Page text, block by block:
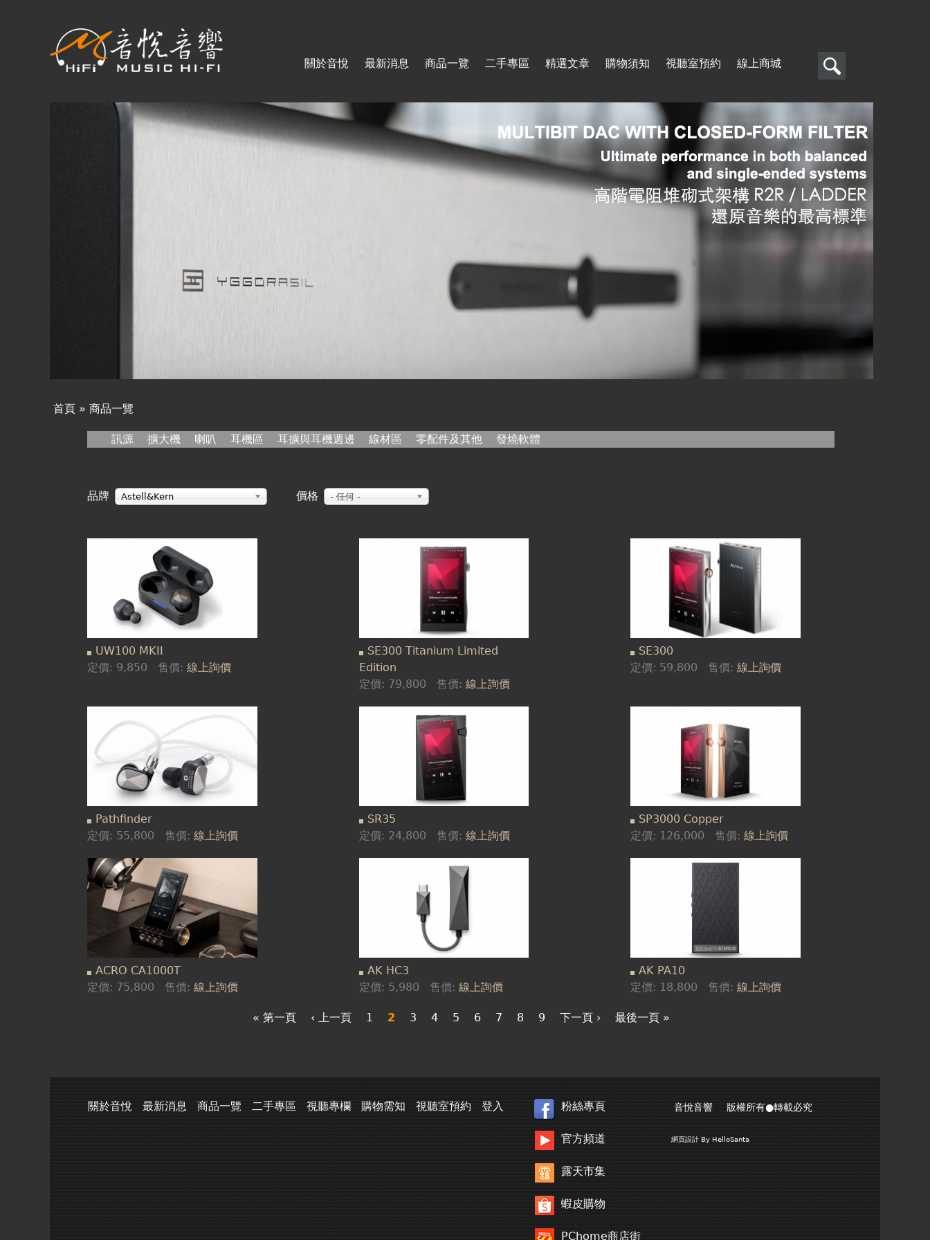
關於音悅 最新消息 商品一覽 二手專區 精選文章 購物須知 視聽室預約 線上商城
搜
表
單
搜
尋
首頁 » 商品一覽
訊源 擴大機 喇叭 耳機區 耳擴與耳機週邊 線材區 零配件及其他 發燒軟體
品牌 Astell&Kern 價格 - 任何 -
UW100 MKII
定價: 9,850 售價:線上詢價
SE300 Titanium Limited
Edition
定價: 79,800 售價: 線上詢價
SE300
定價: 59,800 售價:線上詢價
Pathfinder
定價: 55,800 售價:線上詢價
SR35
定價: 24,800 售價: 線上詢價
SP3000 Copper
定價: 126,000 售價:線上詢價
ACRO CA1000T
定價: 75,800 售價:線上詢價
AK HC3
定價: 5,980 售價: 線上詢價
AK PA10
定價: 18,800 售價:線上詢價
« 第一頁 ‹ 上一頁 1 2 3 4 5 6 7 8 9 下一頁 › 最後一頁 »
關於音悅 最新消息 商品一覽 二手專區 視聽專欄 購物需知 視聽室預約 登入 粉絲專頁
官方頻道
露天市集
蝦皮購物
PChome商店街
音悅音響 版權所有●轉載必究
網頁設計By HelloSanta